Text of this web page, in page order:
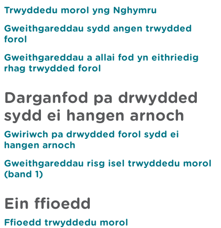
Trwyddedu morol yng Nghymru
Gweithgareddau sydd angen trwydded
forol
Gweithgareddau a allai fod yn eithriedig
rhag trwydded forol
Darganfod pa drwydded
sydd ei hangen arnoch
Gwiriwch pa drwydded forol sydd ei
hangen arnoch
Gweithgareddau risg isel trwyddedu morol
(band 1)
Ein ffioedd
Ffioedd trwyddedu morol